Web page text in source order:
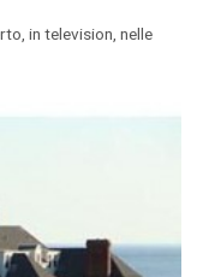
in television, nelle